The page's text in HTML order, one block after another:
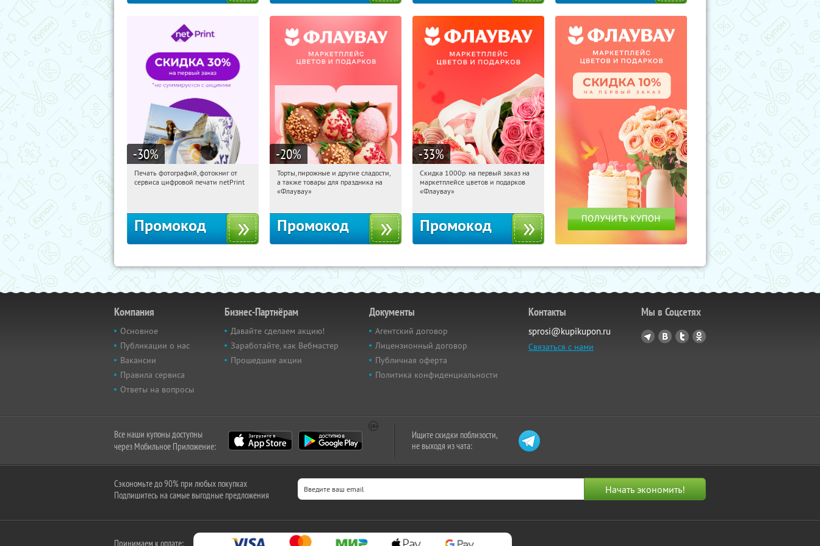
-30%
06:44:58 Получили:
Печать фотографий, фотокниг от
сервиса цифровой печати netPrint
Промокод
-20%
06:44:58 Получили:
Россия
Торты, пирожные и другие сладости,
а также товары для праздника на
«Флаувау»
Промокод
-33%
06:44:58 Получили:
Россия
Скидка 1000р. на первый заказ на
маркетплейсе цветов и подарков
«Флаувау»
Промокод
Компания
Основное
Публикации о нас
Вакансии
Правила сервиса
Ответы на вопросы
Бизнес-Партнёрам
Давайте сделаем акцию!
Заработайте, как Вебмастер
Прошедшие акции
Документы
Агентский договор
Лицензионный договор
Публичная оферта
Политика конфиденциальности
Контакты
sprosi@kupikupon.ru
Связаться с нами
Мы в Соцсетях
Все наши купоны доступны
через Мобильное Приложение:
Ищите скидки поблизости,
не выходя из чата:
Сэкономьте до 90% при любых покупках
Подпишитесь на самые выгодные предложения
Принимаем к оплате: